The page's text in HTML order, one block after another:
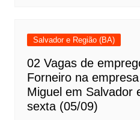
Salvador e Região (BA)
02 Vagas de
Forneiro na
Miguel em Salvador
sexta (05/09)